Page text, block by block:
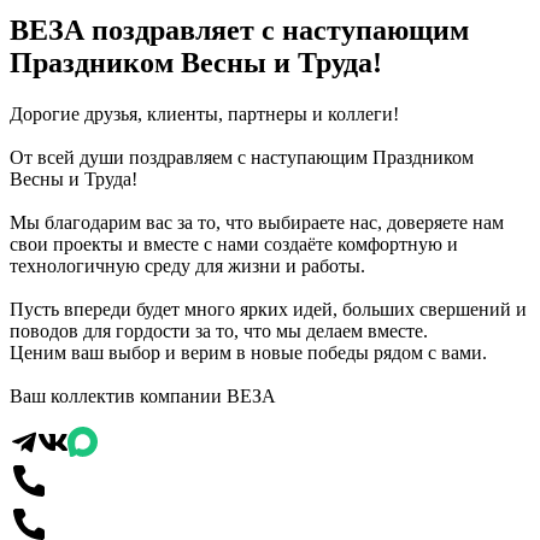
ВЕЗА поздравляет с наступающим
Праздником Весны и Труда!
Дорогие друзья, клиенты, партнеры и коллеги!
От всей души поздравляем с наступающим Праздником
Весны и Труда!
Мы благодарим вас за то, что выбираете нас, доверяете нам
свои проекты и вместе с нами создаёте комфортную и
технологичную среду для жизни и работы.
Пусть впереди будет много ярких идей, больших свершений и
поводов для гордости за то, что мы делаем вместе.
Ценим ваш выбор и верим в новые победы рядом с вами.
Ваш коллектив компании ВЕЗА